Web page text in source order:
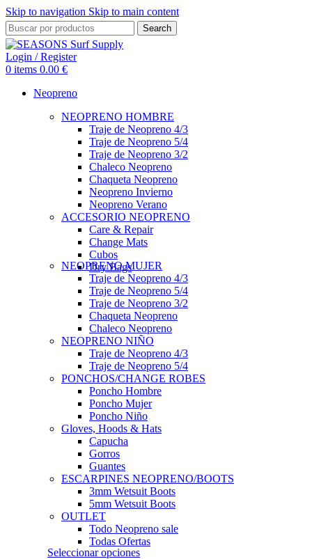
Skip to navigation Skip to main content
Search
Login / Register
0 items 0.00 €
Neopreno
NEOPRENO HOMBRE
Traje de Neopreno 4/3
Traje de Neopreno 5/4
Traje de Neopreno 3/2
Chaleco Neopreno
Chaqueta Neopreno
Neopreno Invierno
Neopreno Verano
ACCESORIO NEOPRENO
Care & Repair
Change Mats
Cubos
Dry Bags
NEOPRENO MUJER
Traje de Neopreno 4/3
Traje de Neopreno 5/4
Traje de Neopreno 3/2
Chaqueta Neopreno
Chaleco Neopreno
NEOPRENO NIÑO
Traje de Neopreno 4/3
Traje de Neopreno 5/4
PONCHOS/CHANGE ROBES
Poncho Hombre
Poncho Mujer
Poncho Niño
Gloves, Hoods & Hats
Capucha
Gorros
Guantes
ESCARPINES NEOPRENO/BOOTS
3mm Wetsuit Boots
5mm Wetsuit Boots
OUTLET
Todo Neopreno sale
Todas Ofertas
Seleccionar opcionesEste